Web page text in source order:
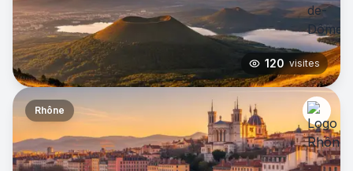
120 visites
Rhône